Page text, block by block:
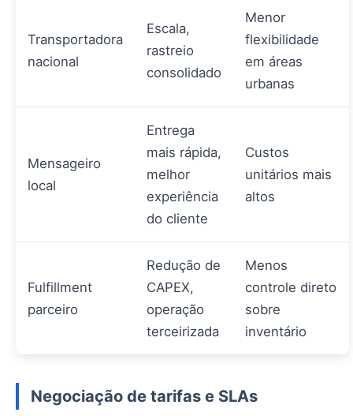
Transportadora
nacional
Escala,
rastreio
consolidado
Menor
flexibilidade
em áreas
urbanas
Mensageiro
local
Entrega
mais rápida,
melhor
experiência
do cliente
Custos
unitários mais
altos
Fulfillment
parceiro
Redução de
CAPEX,
operação
terceirizada
Menos
controle direto
sobre
inventário
Negociação de tarifas e SLAs